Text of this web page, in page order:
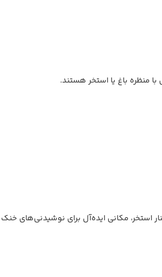
منظره باغ یا استخر هستند.
استخر، مکانی ایده‌آل برای نوشیدنی‌های